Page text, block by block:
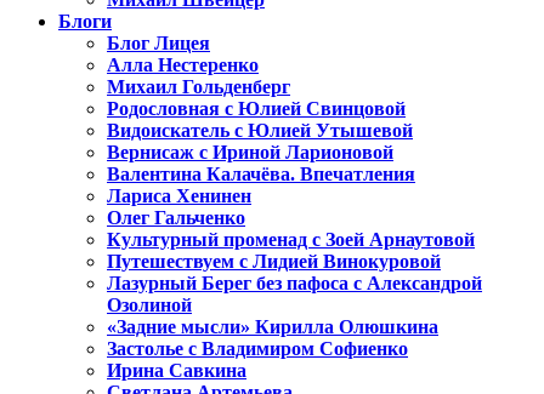
Блоги
Блог Лицея
Алла Нестеренко
Михаил Гольденберг
Родословная с Юлией Свинцовой
Видоискатель с Юлией Утышевой
Вернисаж с Ириной Ларионовой
Валентина Калачёва. Впечатления
Лариса Хенинен
Олег Гальченко
Культурный променад с Зоей Арнаутовой
Путешествуем с Лидией Винокуровой
Лазурный Берег без пафоса с Александрой
Озолиной
«Задние мысли» Кирилла Олюшкина
Застолье с Владимиром Софиенко
Ирина Савкина